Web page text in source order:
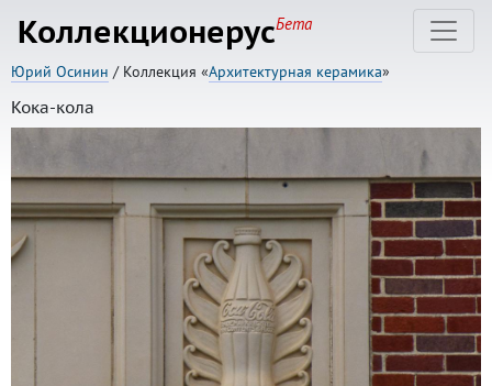
КоллекционерусБета
Юрий Осинин / Коллекция «Архитектурная керамика»
Кока-кола